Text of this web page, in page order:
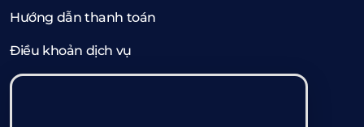
Hướng dẫn thanh toán
Điều khoản dịch vụ